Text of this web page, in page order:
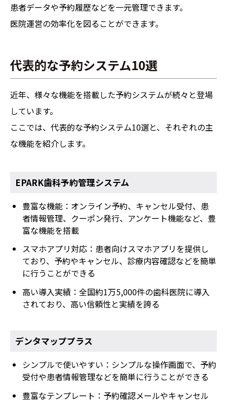
患者データや予約履歴などを一元管理できます。
医院運営の効率化を図ることができます。
代表的な予約システム10選
近年、様々な機能を搭載した予約システムが続々と登場
しています。
ここでは、代表的な予約システム10選と、それぞれの主
な機能を紹介します。
EPARK歯科予約管理システム
豊富な機能：オンライン予約、キャンセル受付、患
者情報管理、クーポン発行、アンケート機能など、豊
富な機能を搭載
スマホアプリ対応：患者向けスマホアプリを提供し
ており、予約やキャンセル、診療内容確認などを簡単
に行うことができる
高い導入実績：全国約1万5,000件の歯科医院に導入
されており、高い信頼性と実績を誇る
デンタマッププラス
シンプルで使いやすい：シンプルな操作画面で、予約
受付や患者情報管理などを簡単に行うことができる
豊富なテンプレート：予約確認メールやキャンセル